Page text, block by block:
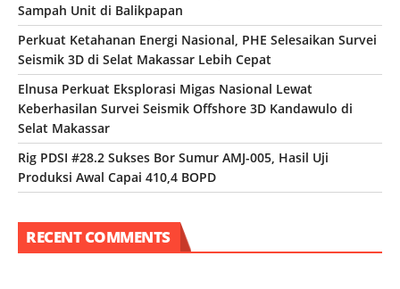
Sampah Unit di Balikpapan
Perkuat Ketahanan Energi Nasional, PHE Selesaikan Survei
Seismik 3D di Selat Makassar Lebih Cepat
Elnusa Perkuat Eksplorasi Migas Nasional Lewat
Keberhasilan Survei Seismik Offshore 3D Kandawulo di
Selat Makassar
Rig PDSI #28.2 Sukses Bor Sumur AMJ-005, Hasil Uji
Produksi Awal Capai 410,4 BOPD
RECENT COMMENTS